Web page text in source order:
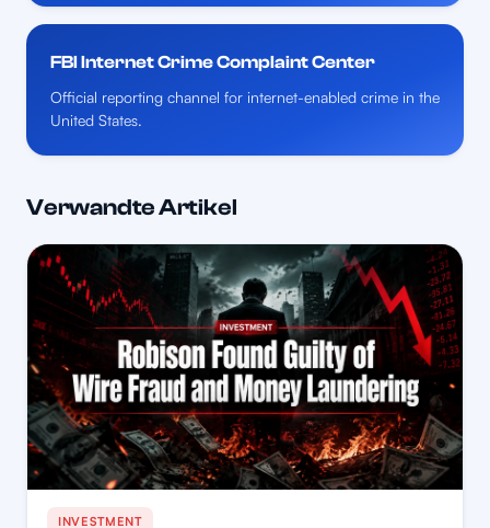
FBI Internet Crime Complaint Center
Official reporting channel for internet-enabled crime in the
United States.
Verwandte Artikel
INVESTMENT